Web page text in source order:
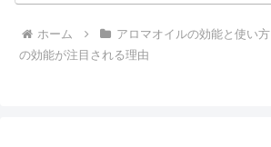
ホーム アロマオイルの効能と使い方
の効能が注目される理由